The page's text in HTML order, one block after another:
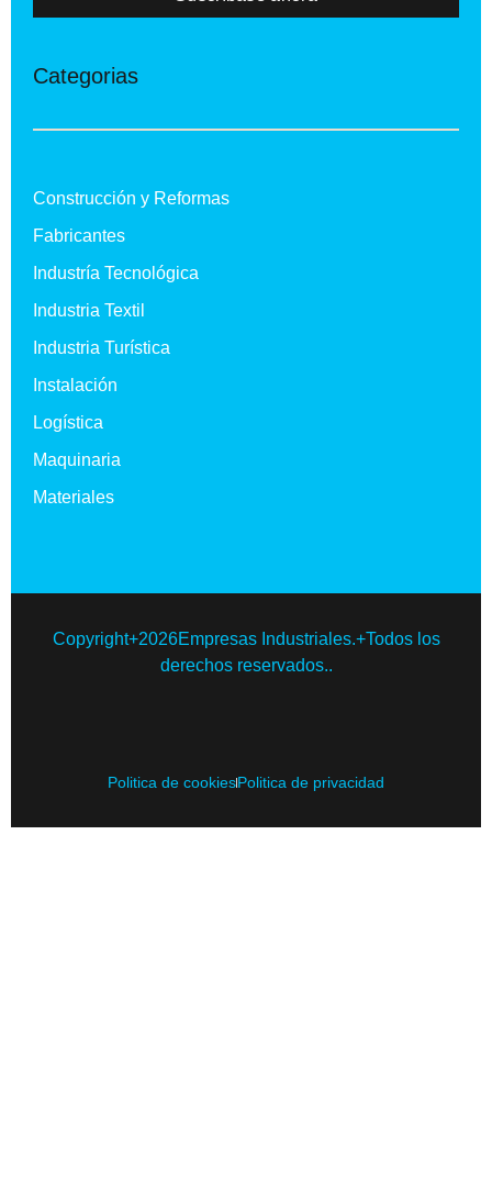
Categorias
Construcción y Reformas
Fabricantes
Industría Tecnológica
Industria Textil
Industria Turística
Instalación
Logística
Maquinaria
Materiales
Copyright+2026Empresas Industriales.+Todos los
derechos reservados..
Politica de cookiesPolitica de privacidad